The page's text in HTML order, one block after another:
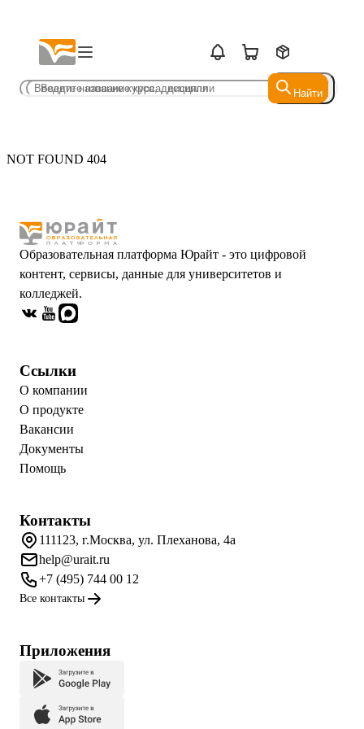
Найти
Найти
NOT FOUND 404
Образовательная платформа Юрайт - это цифровой
контент, сервисы, данные для университетов и
колледжей.
Ссылки
О компании
О продукте
Вакансии
Документы
Помощь
Контакты
111123, г.Москва, ул. Плеханова, 4а
help@urait.ru
+7 (495) 744 00 12
Все контакты
Приложения